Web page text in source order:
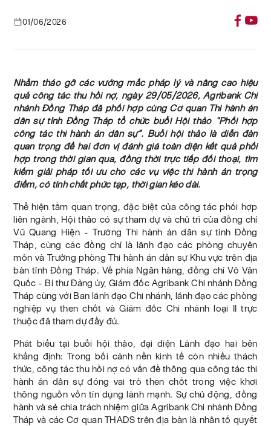
01/06/2026
Nhằm tháo gỡ các vướng mắc pháp lý và nâng cao hiệu
quả công tác thu hồi nợ, ngày 29/05/2026, Agribank Chi
nhánh Đồng Tháp đã phối hợp cùng Cơ quan Thi hành án
dân sự tỉnh Đồng Tháp tổ chức buổi Hội thảo “Phối hợp
công tác thi hành án dân sự”. Buổi hội thảo là diễn đàn
quan trọng để hai đơn vị đánh giá toàn diện kết quả phối
hợp trong thời gian qua, đồng thời trực tiếp đối thoại, tìm
kiếm giải pháp tối ưu cho các vụ việc thi hành án trọng
điểm, có tính chất phức tạp, thời gian kéo dài.
Thể hiện tầm quan trọng, đặc biệt của công tác phối hợp
liên ngành, Hội thảo có sự tham dự và chủ trì của đồng chí
Vũ Quang Hiện - Trưởng Thi hành án dân sự tỉnh Đồng
Tháp, cùng các đồng chí là lãnh đạo các phòng chuyên
môn và Trưởng phòng Thi hành án dân sự Khu vực trên địa
bàn tỉnh Đồng Tháp. Về phía Ngân hàng, đồng chí Võ Văn
Quốc - Bí thư Đảng ủy, Giám đốc Agribank Chi nhánh Đồng
Tháp cùng với Ban lãnh đạo Chi nhánh, lãnh đạo các phòng
nghiệp vụ then chốt và Giám đốc Chi nhánh loại II trực
thuộc đã tham dự đầy đủ.
Phát biểu tại buổi hội thảo, đại diện Lãnh đạo hai bên
khẳng định: Trong bối cảnh nền kinh tế còn nhiều thách
thức, công tác thu hồi nợ có vấn đề thông qua công tác thi
hành án dân sự đóng vai trò then chốt trong việc khơi
thông nguồn vốn tín dụng lành mạnh. Sự chủ động, đồng
hành và sẻ chia trách nhiệm giữa Agribank Chi nhánh Đồng
Tháp và các Cơ quan THADS trên địa bàn là nhân tố quyết